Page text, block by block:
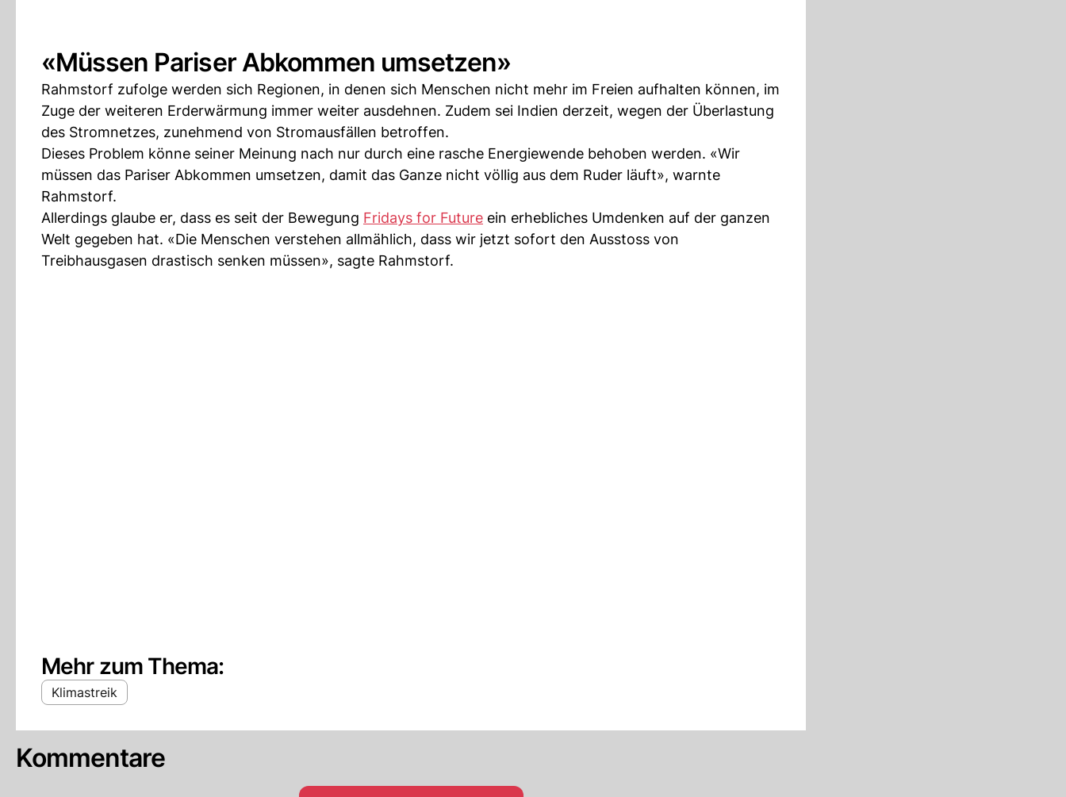
«Müssen Pariser Abkommen umsetzen»
Rahmstorf zufolge werden sich Regionen, in denen sich Menschen nicht mehr im Freien aufhalten können, im
Zuge der weiteren Erderwärmung immer weiter ausdehnen. Zudem sei Indien derzeit, wegen der Überlastung
des Stromnetzes, zunehmend von Stromausfällen betroffen.
Dieses Problem könne seiner Meinung nach nur durch eine rasche Energiewende behoben werden. «Wir
müssen das Pariser Abkommen umsetzen, damit das Ganze nicht völlig aus dem Ruder läuft», warnte
Rahmstorf.
Allerdings glaube er, dass es seit der Bewegung Fridays for Future ein erhebliches Umdenken auf der ganzen
Welt gegeben hat. «Die Menschen verstehen allmählich, dass wir jetzt sofort den Ausstoss von
Treibhausgasen drastisch senken müssen», sagte Rahmstorf.
Mehr zum Thema:
Klimastreik
Kommentare